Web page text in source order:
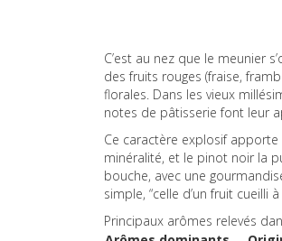
C’est au nez que le meunier
des fruits rouges (fraise,
florales. Dans les vieux
notes de pâtisserie font leur
Ce caractère explosif
minéralité, et le pinot noir la
bouche, avec une
simple, “celle d’un fruit cueilli
Principaux arômes relevés